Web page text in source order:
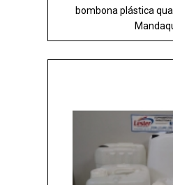
bombona plástica